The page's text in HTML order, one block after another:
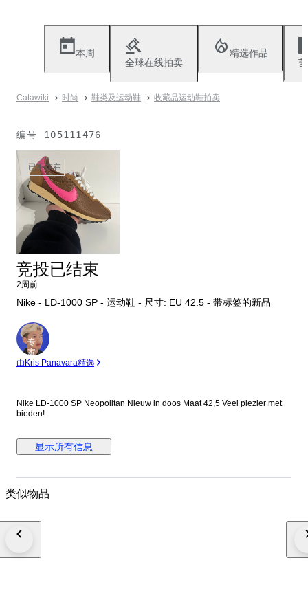
本周
全球在线拍卖
精选作品
Catawiki 时尚 鞋类及运动鞋 收藏品运动鞋拍卖
编号 105111476
已不存在
竞投已结束
2周前
Nike - LD-1000 SP - 运动鞋 - 尺寸: EU 42.5 - 带标签的新品
专
家
由Kris Panavara精选
Nike LD-1000 SP Neopolitan Nieuw in doos Maat 42,5 Veel plezier met
bieden!
显示所有信息
类似物品